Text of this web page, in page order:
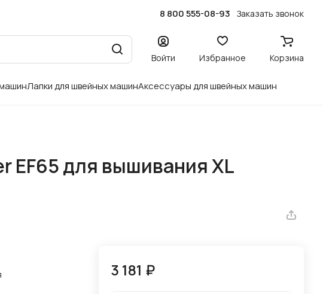
8 800 555-08-93 Заказать звонок
Войти Избранное Корзина
Лапки для швейных машинАксессуары для швейных машин
EF65 для вышивания XL
3 181 ₽